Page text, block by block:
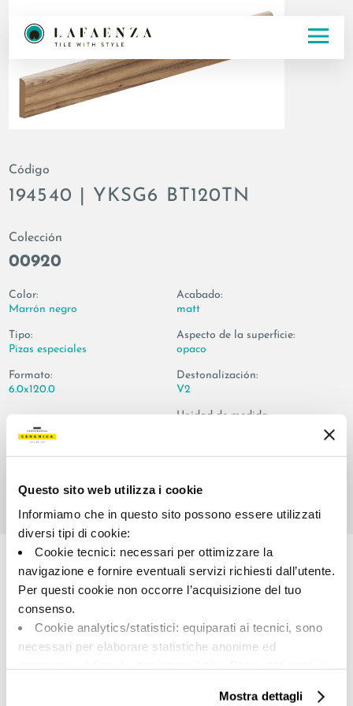
Questo sito web utilizza i cookie
Informiamo che in questo sito possono essere utilizzati
diversi tipi di cookie:
Cookie tecnici: necessari per ottimizzare la
navigazione e fornire eventuali servizi richiesti dall’utente.
Per questi cookie non occorre l’acquisizione del tuo
consenso.
Cookie analytics/statistici: equiparati ai tecnici, sono
necessari per elaborare statistiche anonime ed
Cookie di profilazione/marketing: sono utilizzati, solo
Mostra dettagli
Código
194540 | YKSG6 BT120TN
Colección
00920
Color:
Marrón negro
Tipo:
Pizas especiales
Formato:
6.0x120.0
Acabado:
matt
Aspecto de la superficie:
opaco
Destonalización:
V2
Unidad de medida:
Share:
A brand of Cooperativa Ceramica d’Imola